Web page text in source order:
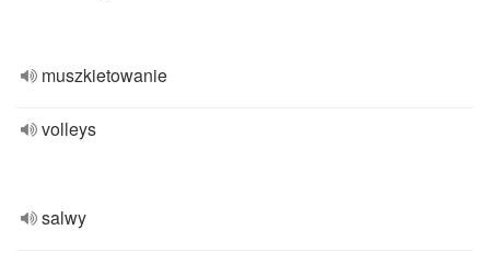
muszkietowanie
volleys
salwy